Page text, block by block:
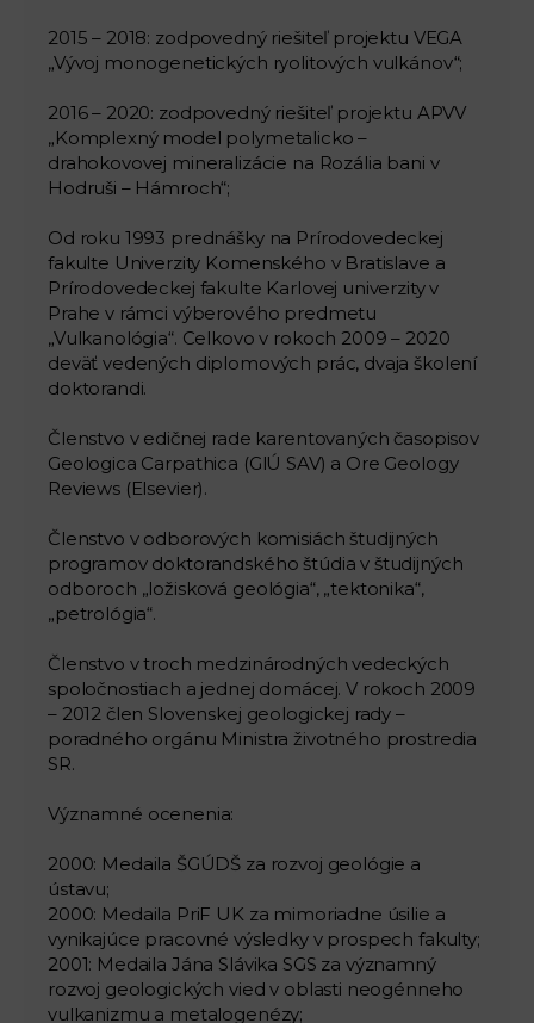
2015 – 2018: zodpovedný riešiteľ projektu VEGA
„Vývoj monogenetických ryolitových vulkánov“;
2016 – 2020: zodpovedný riešiteľ projektu APVV
„Komplexný model polymetalicko –
drahokovovej mineralizácie na Rozália bani v
Hodruši – Hámroch“;
Od roku 1993 prednášky na Prírodovedeckej
fakulte Univerzity Komenského v Bratislave a
Prírodovedeckej fakulte Karlovej univerzity v
Prahe v rámci výberového predmetu
„Vulkanológia“. Celkovo v rokoch 2009 – 2020
deväť vedených diplomových prác, dvaja školení
doktorandi.
Členstvo v edičnej rade karentovaných časopisov
Geologica Carpathica (GlÚ SAV) a Ore Geology
Reviews (Elsevier).
Členstvo v odborových komisiách študijných
programov doktorandského štúdia v študijných
odboroch „ložisková geológia“, „tektonika“,
„petrológia“.
Členstvo v troch medzinárodných vedeckých
spoločnostiach a jednej domácej. V rokoch 2009
– 2012 člen Slovenskej geologickej rady –
poradného orgánu Ministra životného prostredia
SR.
Významné ocenenia:
2000: Medaila ŠGÚDŠ za rozvoj geológie a
ústavu;
2000: Medaila PriF UK za mimoriadne úsilie a
vynikajúce pracovné výsledky v prospech fakulty;
2001: Medaila Jána Slávika SGS za významný
rozvoj geologických vied v oblasti neogénneho
vulkanizmu a metalogenézy;